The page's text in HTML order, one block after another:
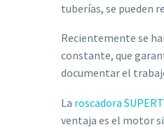
tuberías, se pueden
Recientemente se
constante, que
documentar el
La roscadora
ventaja es el motor